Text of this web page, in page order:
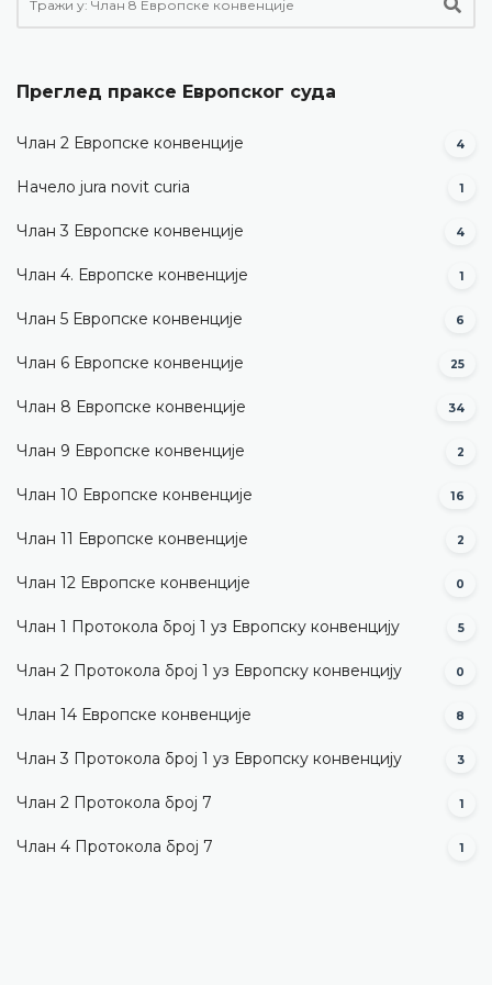
Преглед праксе Европског суда
Члан 2 Европске конвенције 4
Начело jura novit curia 1
Члан 3 Европске конвенције 4
Члан 4. Европске конвенције 1
Члан 5 Европске конвенције 6
Члан 6 Европске конвенције 25
Члан 8 Европске конвенције 34
Члан 9 Европске конвенције 2
Члан 10 Европске конвенције 16
Члан 11 Европске конвенције 2
Члан 12 Европске конвенције 0
Члан 1 Протокола број 1 уз Европску конвенцију 5
Члан 2 Протокола број 1 уз Европску конвенцију 0
Члан 14 Европске конвенције 8
Члан 3 Протокола број 1 уз Европску конвенцију 3
Члан 2 Протокола број 7 1
Члан 4 Протокола број 7 1